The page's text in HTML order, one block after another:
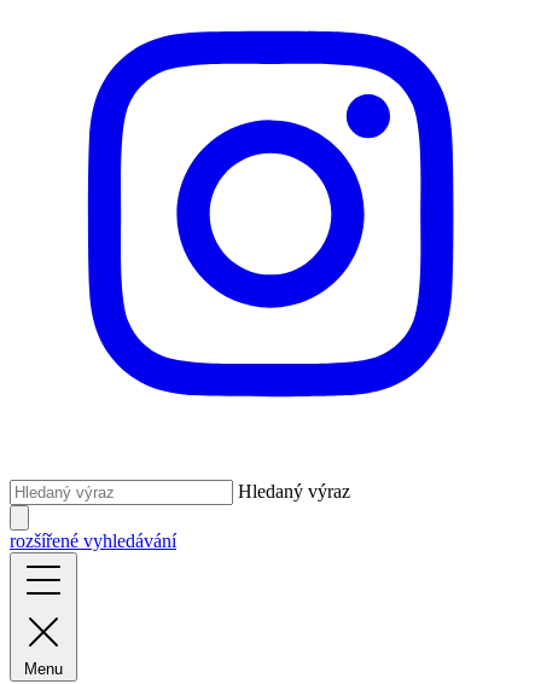
Hledaný výraz
rozšířené vyhledávání
Menu